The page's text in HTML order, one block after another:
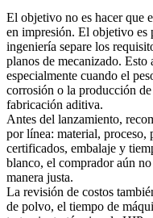
El objetivo no es hacer que
en impresión. El objetivo es
ingeniería separe los
planos de mecanizado. Esto
especialmente cuando el
corrosión o la producción
fabricación aditiva.
Antes del lanzamiento,
por línea: material, proceso,
certificados, embalaje y
blanco, el comprador aún
manera justa.
La revisión de costos
de polvo, el tiempo de